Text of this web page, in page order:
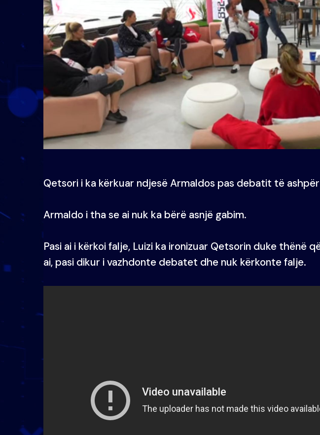
Qetsori i ka kërkuar ndjesë Armaldos pas debatit të
Armaldo i tha se ai nuk ka bërë asnjë gabim.
Pasi ai i kërkoi falje, Luizi ka ironizuar Qetsorin duke thënë
ai, pasi dikur i vazhdonte debatet dhe nuk kërkonte falje.